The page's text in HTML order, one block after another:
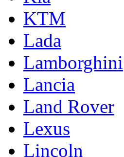
KTM
Lada
Lamborghini
Lancia
Land Rover
Lexus
Lincoln